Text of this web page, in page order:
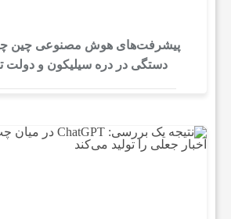
پیشرفت‌های هوش مصنوعی چین
دستگی در دره سیلیکون و دولت